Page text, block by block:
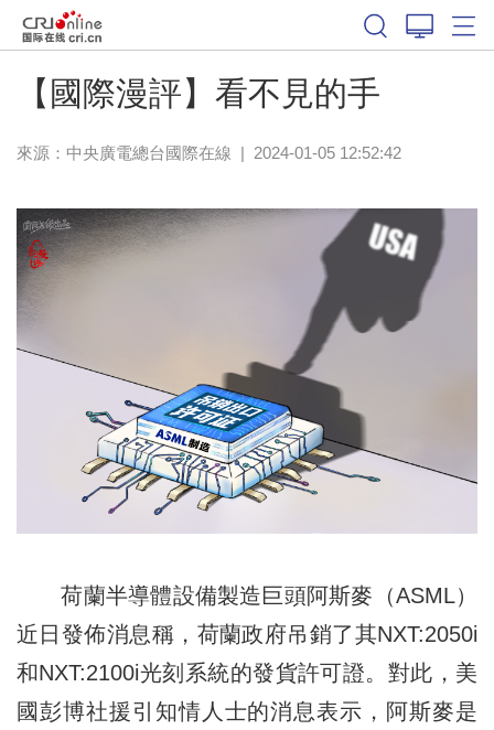
【國際漫評】看不見的手
來源：中央廣電總台國際在線 | 2024-01-05 12:52:42
荷蘭半導體設備製造巨頭阿斯麥（ASML）
近日發佈消息稱，荷蘭政府吊銷了其NXT:2050i
和NXT:2100i光刻系統的發貨許可證。對此，美
國彭博社援引知情人士的消息表示，阿斯麥是